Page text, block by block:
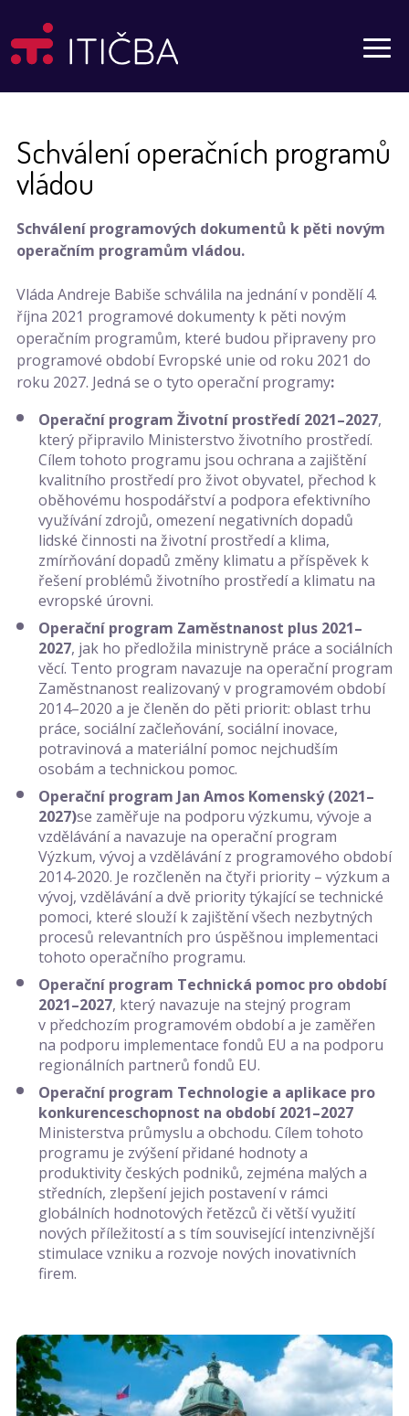
Aktuality
Schválení operačních programů
vládou
Schválení programových dokumentů k pěti novým
operačním programům vládou.
Vláda Andreje Babiše schválila na jednání v pondělí 4.
října 2021 programové dokumenty k pěti novým
operačním programům, které budou připraveny pro
programové období Evropské unie od roku 2021 do
roku 2027. Jedná se o tyto operační programy:
Operační program Životní prostředí 2021–2027,
který připravilo Ministerstvo životního prostředí.
Cílem tohoto programu jsou ochrana a zajištění
kvalitního prostředí pro život obyvatel, přechod k
oběhovému hospodářství a podpora efektivního
využívání zdrojů, omezení negativních dopadů
lidské činnosti na životní prostředí a klima,
zmírňování dopadů změny klimatu a příspěvek k
řešení problémů životního prostředí a klimatu na
evropské úrovni.
Operační program Zaměstnanost plus 2021–
2027, jak ho předložila ministryně práce a sociálních
věcí. Tento program navazuje na operační program
Zaměstnanost realizovaný v programovém období
2014–2020 a je členěn do pěti priorit: oblast trhu
práce, sociální začleňování, sociální inovace,
potravinová a materiální pomoc nejchudším
osobám a technickou pomoc.
Operační program Jan Amos Komenský (2021–
2027)se zaměřuje na podporu výzkumu, vývoje a
vzdělávání a navazuje na operační program
Výzkum, vývoj a vzdělávání z programového období
2014-2020. Je rozčleněn na čtyři priority – výzkum a
vývoj, vzdělávání a dvě priority týkající se technické
pomoci, které slouží k zajištění všech nezbytných
procesů relevantních pro úspěšnou implementaci
tohoto operačního programu.
Operační program Technická pomoc pro období
2021–2027, který navazuje na stejný program
v předchozím programovém období a je zaměřen
na podporu implementace fondů EU a na podporu
regionálních partnerů fondů EU.
Operační program Technologie a aplikace pro
konkurenceschopnost na období 2021–2027
Ministerstva průmyslu a obchodu. Cílem tohoto
programu je zvýšení přidané hodnoty a
produktivity českých podniků, zejména malých a
středních, zlepšení jejich postavení v rámci
globálních hodnotových řetězců či větší využití
nových příležitostí a s tím související intenzivnější
stimulace vzniku a rozvoje nových inovativních
firem.